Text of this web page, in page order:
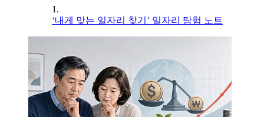
1.
‘내게 맞는 일자리 찾기’ 일자리 탐험 노트